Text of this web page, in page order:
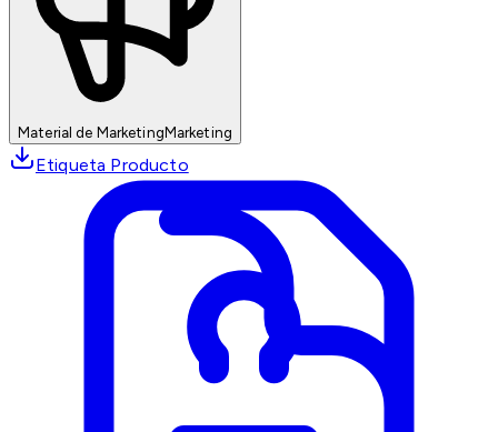
Material de MarketingMarketing
Etiqueta Producto